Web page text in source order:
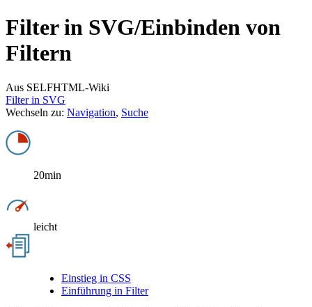
Filter in SVG/Einbinden von
Filtern
Aus SELFHTML-Wiki
Filter in SVG
Wechseln zu: Navigation, Suche
20min
leicht
Einstieg in CSS
Einführung in Filter